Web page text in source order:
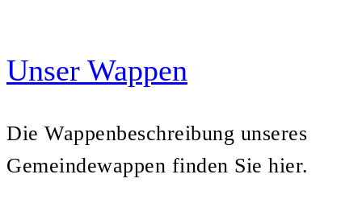
Unser Wappen
Die Wappenbeschreibung unseres
Gemeindewappen finden Sie hier.